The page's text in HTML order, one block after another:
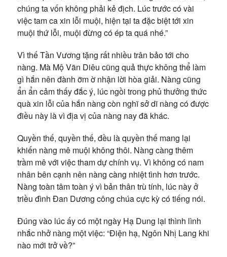
chúng ta vốn không phải kẻ địch. Lúc trước có vài
việc tam ca xin lỗi muội, hiện tại ta đặc biệt tới xin
muội thứ lỗi, muội đừng có ép ta quá nhé.”
Vì thế Tần Vương tặng rất nhiều trân bảo tới cho
nàng. Mà Mộ Vãn Diêu cũng quả thực không thể làm
gì hắn nên đành ỡm ờ nhận lời hòa giải. Nàng cũng
ẩn ẩn cảm thấy đắc ý, lúc ngồi trong phủ thưởng thức
quà xin lỗi của hắn nàng còn nghĩ sở dĩ nàng có được
điều này là vì địa vị của nàng nay đã khác.
Quyền thế, quyền thế, đều là quyền thế mang lại
khiến nàng mê muội không thôi. Nàng càng thêm
trầm mê với việc tham dự chính vụ. Vì không có nam
nhân bên cạnh nên nàng càng nhiệt tình hơn trước.
Nàng toàn tâm toàn ý vì bản thân trù tính, lúc này ở
triều đình Đan Dương công chúa cực kỳ có tiếng nói.
Đúng vào lúc ấy có một ngày Hạ Dung lại thình lình
nhắc nhở nàng một việc: “Điện hạ, Ngôn Nhị Lang khi
nào mới trở về?”